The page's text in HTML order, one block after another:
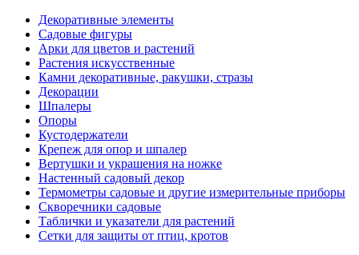
Декоративные элементы
Садовые фигуры
Арки для цветов и растений
Растения искусственные
Камни декоративные, ракушки, стразы
Декорации
Шпалеры
Опоры
Кустодержатели
Крепеж для опор и шпалер
Вертушки и украшения на ножке
Настенный садовый декор
Термометры садовые и другие измерительные приборы
Скворечники садовые
Таблички и указатели для растений
Сетки для защиты от птиц, кротов